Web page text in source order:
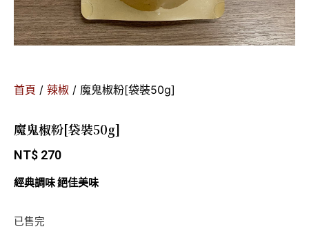
首頁 / 辣椒 / 魔鬼椒粉[袋裝50g]
魔鬼椒粉[袋裝50g]
NT$ 270
經典調味 絕佳美味
已售完